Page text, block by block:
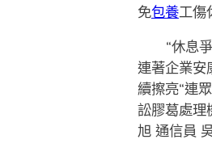
免包養工傷
“休息
連著企業安
續擦亮“連
訟膠葛處理
旭 通信員